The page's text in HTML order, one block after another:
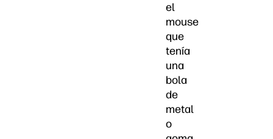
el
mouse
que
tenía
una
bola
de
metal
o